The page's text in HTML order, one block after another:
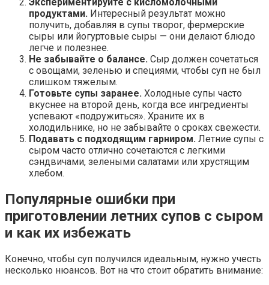
продуктами. Интересный результат можно
получить, добавляя в супы творог, фермерские
сыры или йогуртовые сыры — они делают блюдо
легче и полезнее.
Не забывайте о балансе. Сыр должен сочетаться
с овощами, зеленью и специями, чтобы суп не был
слишком тяжелым.
Готовьте супы заранее. Холодные супы часто
вкуснее на второй день, когда все ингредиенты
успевают «подружиться». Храните их в
холодильнике, но не забывайте о сроках свежести.
Подавать с подходящим гарниром. Летние супы с
сыром часто отлично сочетаются с легкими
сэндвичами, зелеными салатами или хрустящим
хлебом.
Популярные ошибки при
приготовлении летних супов с сыром
и как их избежать
Конечно, чтобы суп получился идеальным, нужно учесть
несколько нюансов. Вот на что стоит обратить внимание: